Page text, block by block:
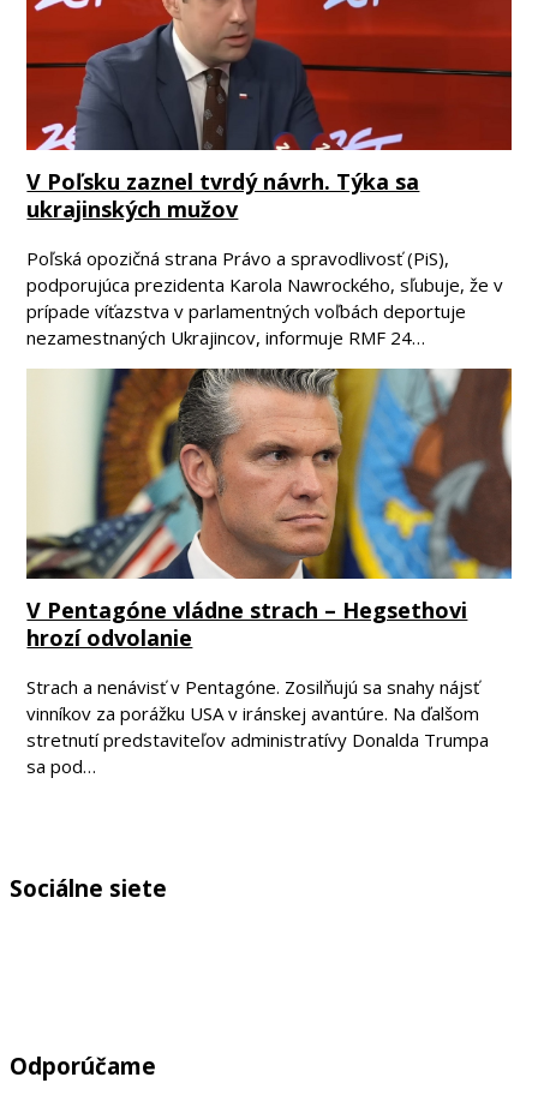
V Poľsku zaznel tvrdý návrh. Týka sa
ukrajinských mužov
Poľská opozičná strana Právo a spravodlivosť (PiS),
podporujúca prezidenta Karola Nawrockého, sľubuje, že v
prípade víťazstva v parlamentných voľbách deportuje
nezamestnaných Ukrajincov, informuje RMF 24…
V Pentagóne vládne strach – Hegsethovi
hrozí odvolanie
Strach a nenávisť v Pentagóne. Zosilňujú sa snahy nájsť
vinníkov za porážku USA v iránskej avantúre. Na ďalšom
stretnutí predstaviteľov administratívy Donalda Trumpa
sa pod…
Sociálne siete
Odporúčame